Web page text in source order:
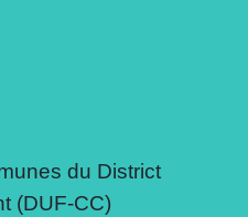
du District
(DUF-CC)